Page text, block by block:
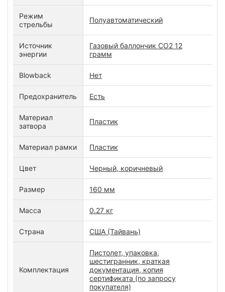
Режим
стрельбы
Полуавтоматический
Источник
энергии
Газовый баллончик CO2 12
грамм
Blowback Нет
Предохранитель Есть
Материал
затвора
Пластик
Материал рамки Пластик
Цвет Черный, коричневый
Размер 160 мм
Масса 0.27 кг
Страна США (Тайвань)
Комплектация
Пистолет, упаковка,
шестигранник, краткая
документация, копия
сертификата (по запросу
покупателя)